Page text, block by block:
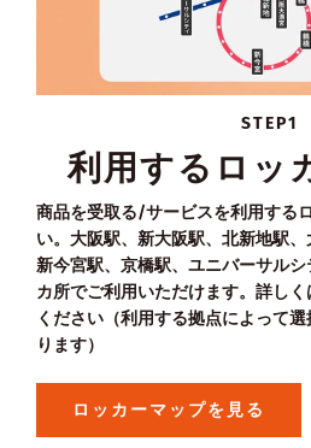
STEP1
利用するロッ
商品を受取る/サービスを利用する
い。大阪駅、新大阪駅、北新地駅、
新今宮駅、京橋駅、ユニバーサル
カ所でご利用いただけます。詳し
ください（利用する拠点によって
ります）
ロッカーマップを見る